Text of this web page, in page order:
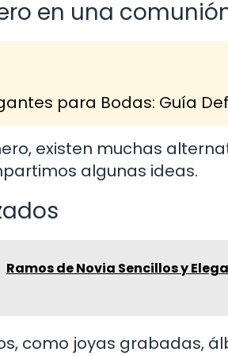
en una
para Bodas: Guía
existen muchas
algunas ideas.
Ramos de Novia Sencillos y
como joyas grabadas,